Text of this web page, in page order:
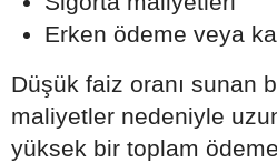
Erken ödeme veya
Düşük faiz oranı sunan
maliyetler nedeniyle
yüksek bir toplam